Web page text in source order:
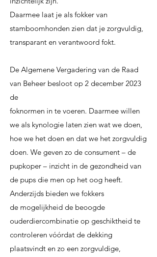
Daarmee laat je als fokker van
stamboomhonden zien dat je zorgvuldig,
transparant en verantwoord fokt.
De Algemene Vergadering van de Raad
van Beheer besloot op 2 december 2023
de
foknormen in te voeren. Daarmee willen
we als kynologie laten zien wat we doen,
hoe we het doen en dat we het zorgvuldig
doen. We geven zo de consument – de
pupkoper – inzicht in de gezondheid van
de pups die men op het oog heeft.
Anderzijds bieden we fokkers
de mogelijkheid de beoogde
ouderdiercombinatie op geschiktheid te
controleren vóórdat de dekking
plaatsvindt en zo een zorgvuldige,